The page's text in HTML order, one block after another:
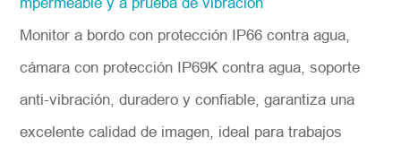
Monitor a bordo con protección IP66 contra agua,
cámara con protección IP69K contra agua, soporte
anti-vibración, duradero y confiable, garantiza una
excelente calidad de imagen, ideal para trabajos